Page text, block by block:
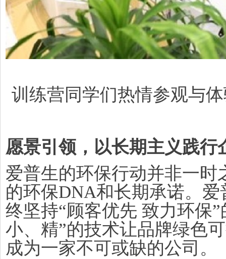
训练营同学们热情参观与
愿景引领，以长期主义践行
爱普生的环保行动并非一时
的环保DNA和长期承诺。
终坚持“顾客优先 致力环保
小、精”的技术让品牌绿色
成为一家不可或缺的公司。